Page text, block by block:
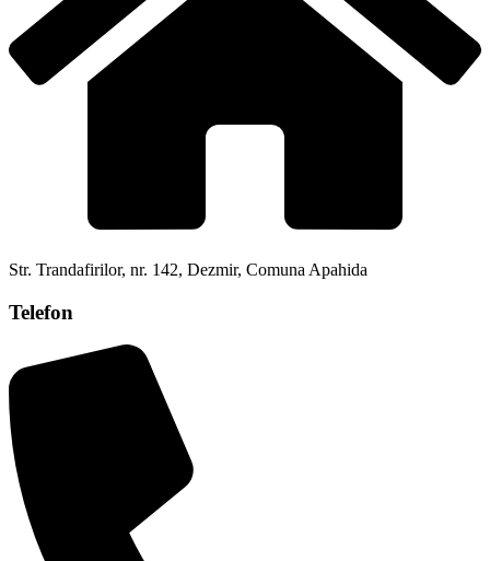
Str. Trandafirilor, nr. 142, Dezmir, Comuna Apahida
Telefon